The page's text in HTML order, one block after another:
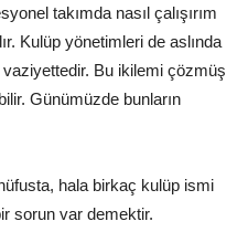
takımda nasıl çalışırım
Kulüp yönetimleri de aslında
Bu ikilemi çözmüş
Günümüzde bunların
hala birkaç kulüp ismi
sorun var demektir.